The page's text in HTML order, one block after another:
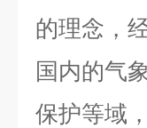
的理念，
国内的气
保护等域